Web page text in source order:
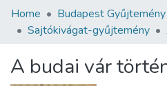
Communities & Collections
Statistics
Home Budapest Gyűjtemény
Sajtókivágat-gyűjtemény
A budai vár